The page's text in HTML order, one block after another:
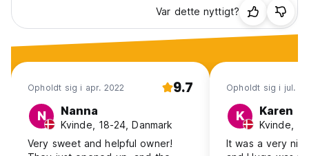
Var dette nyttigt?
Opholdt sig i apr. 2022 9.7
N Nanna
Kvinde, 18-24, Danmark
Very sweet and helpful owner!
Opholdt sig i jul.
K Karen
Kvinde,
It was a very